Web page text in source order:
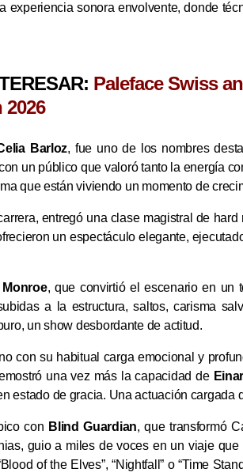
experiencia sonora envolvente, donde
Paleface Swiss
2026
Barloz, fue uno de los nombres
un público que valoró tanto la energía
que están viviendo un momento de
entregó una clase magistral de
un espectáculo elegante,
Monroe, que convirtió el escenario en un
a la estructura, saltos, carisma
un show desbordante de actitud.
con su habitual carga emocional y
una vez más la capacidad de
estado de gracia. Una actuación cargada
con Blind Guardian, que transformó
guio a miles de voces en un viaje
of the Elves”, “Nightfall” o “Time